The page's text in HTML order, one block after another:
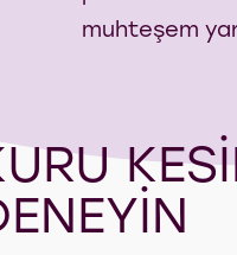
muhteşem